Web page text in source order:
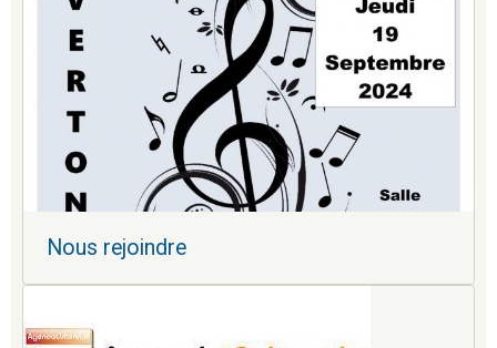
Nous rejoindre